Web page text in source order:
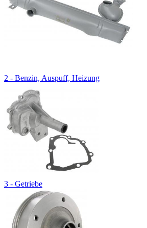
2 - Benzin, Auspuff, Heizung
3 - Getriebe